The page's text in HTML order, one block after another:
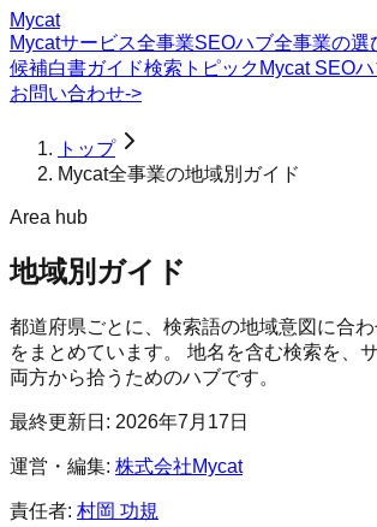
Mycat
Mycatサービス全事業SEOハブ全事業の選
候補白書ガイド検索トピック Mycat SEO
お問い合わせ->
トップ
Mycat全事業の地域別ガイド
Area hub
地域別ガイド
都道府県ごとに、検索語の地域意図に合
をまとめています。 地名を含む検索を、
両方から拾うためのハブです。
最終更新日: 2026年7月17日
運営・編集: 株式会社Mycat
責任者: 村岡 功規